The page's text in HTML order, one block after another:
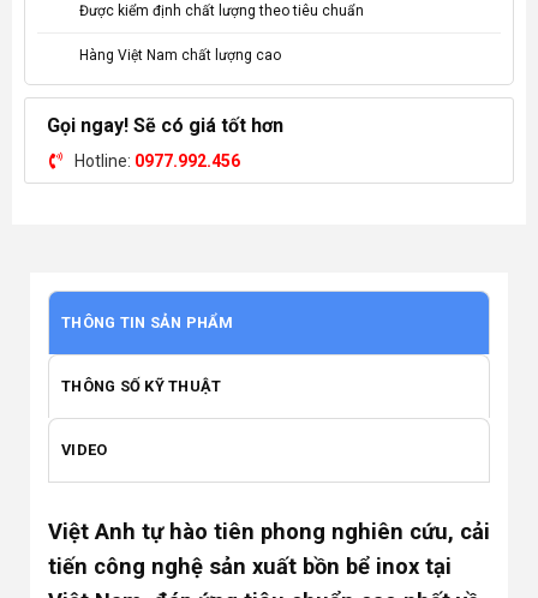
Được kiểm định chất lượng theo tiêu chuẩn
Hàng Việt Nam chất lượng cao
Gọi ngay! Sẽ có giá tốt hơn
Hotline: 0977.992.456
THÔNG TIN SẢN PHẨM
THÔNG SỐ KỸ THUẬT
VIDEO
Việt Anh tự hào tiên phong nghiên cứu, cải
tiến công nghệ sản xuất bồn bể inox tại